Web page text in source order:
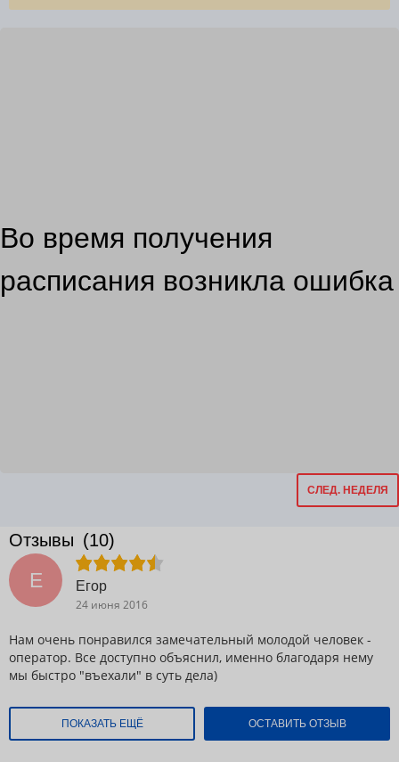
Во время получения
расписания возникла ошибка
СЛЕД. НЕДЕЛЯ
Отзывы (10)
Е
Егор
24 июня 2016
Нам очень понравился замечательный молодой человек -
оператор. Все доступно объяснил, именно благодаря нему
мы быстро "въехали" в суть дела)
ПОКАЗАТЬ ЕЩЁ ОСТАВИТЬ ОТЗЫВ